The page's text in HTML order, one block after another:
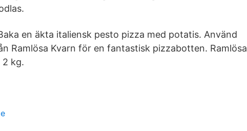
en äkta italiensk pesto pizza med potatis. Använd
Ramlösa Kvarn för en fantastisk pizzabotten. Ramlösa
2 kg.